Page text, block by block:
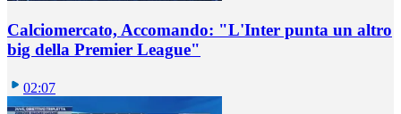
Calciomercato, Accomando: "L'Inter punta un altro
big della Premier League"
02:07